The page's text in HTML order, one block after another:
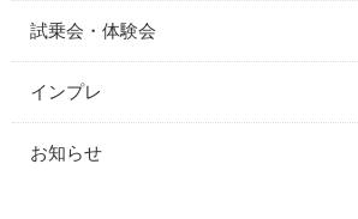
試乗会・体験会
インプレ
お知らせ